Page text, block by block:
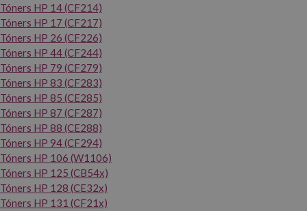
Tóners HP 14 (CF214)
Tóners HP 17 (CF217)
Tóners HP 26 (CF226)
Tóners HP 44 (CF244)
Tóners HP 79 (CF279)
Tóners HP 83 (CF283)
Tóners HP 85 (CE285)
Tóners HP 87 (CF287)
Tóners HP 88 (CE288)
Tóners HP 94 (CF294)
Tóners HP 106 (W1106)
Tóners HP 125 (CB54x)
Tóners HP 128 (CE32x)
Tóners HP 131 (CF21x)